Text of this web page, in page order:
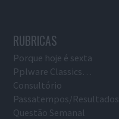
RUBRICAS
Porque hoje é sexta
Pplware Classics…
Consultório
Passatempos/Resultados
Questão Semanal